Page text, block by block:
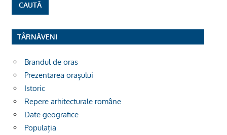
TÂRNĂVENI
Brandul de oras
Prezentarea orașului
Istoric
Repere arhitecturale române
Date geografice
Populația